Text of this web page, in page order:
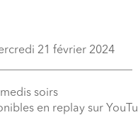
21 février 2024
soirs
en replay sur